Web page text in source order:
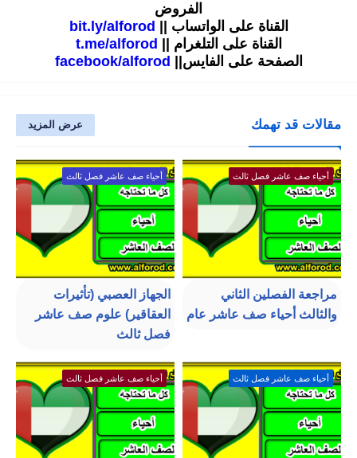
الفروض
القناة على الواتساب ||
bit.ly/alforod
القناة على التلغرام ||
t.me/alforod
الصفحة على الفايس||
facebook/alforod
مقالات قد تهمك عرض المزيد
أحياء صف عاشر فصل ثالث
مراجعة الفصلين الثاني
والثالث أحياء صف عاشر عام
أحياء صف عاشر فصل ثالث
الجهاز العصبي (تأثيرات
العقاقير) علوم صف عاشر
فصل ثالث
أحياء صف عاشر فصل ثالث أحياء صف عاشر فصل ثالث